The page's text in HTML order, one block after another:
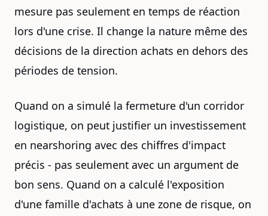
mesure pas seulement en temps de réaction
lors d'une crise. Il change la nature même des
décisions de la direction achats en dehors des
périodes de tension.
Quand on a simulé la fermeture d'un corridor
logistique, on peut justifier un investissement
en nearshoring avec des chiffres d'impact
précis - pas seulement avec un argument de
bon sens. Quand on a calculé l'exposition
d'une famille d'achats à une zone de risque, on